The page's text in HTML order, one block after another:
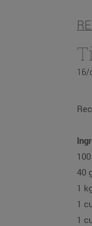
16/
40
1